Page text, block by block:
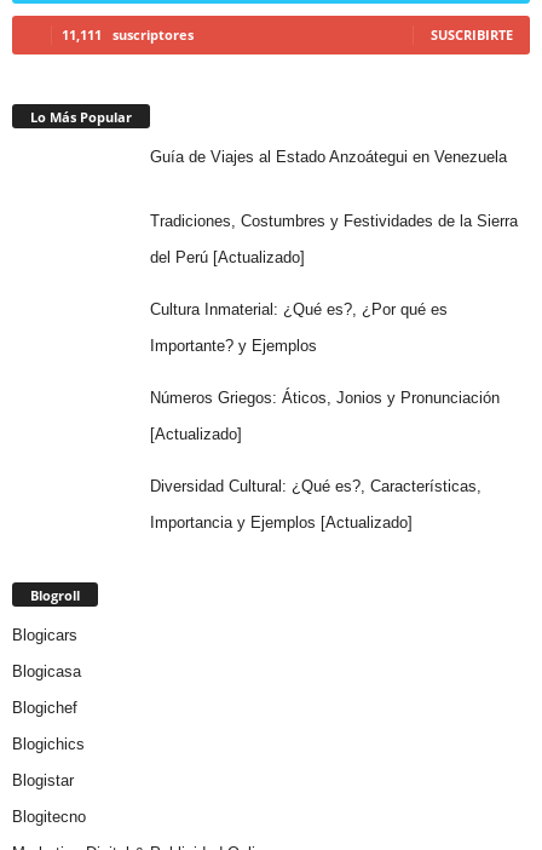
11,111 suscriptores SUSCRIBIRTE
Lo Más Popular
Guía de Viajes al Estado Anzoátegui en Venezuela
Tradiciones, Costumbres y Festividades de la Sierra
del Perú [Actualizado]
Cultura Inmaterial: ¿Qué es?, ¿Por qué es
Importante? y Ejemplos
Números Griegos: Áticos, Jonios y Pronunciación
[Actualizado]
Diversidad Cultural: ¿Qué es?, Características,
Importancia y Ejemplos [Actualizado]
Blogroll
Blogicars
Blogicasa
Blogichef
Blogichics
Blogistar
Blogitecno